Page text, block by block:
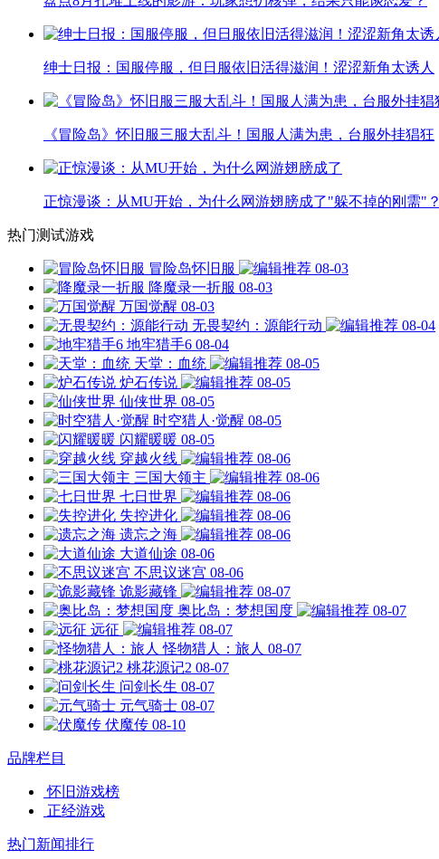
绅士日报：国服停服，但日服依旧活得滋润！涩涩新角太诱人
《冒险岛》怀旧服三服大乱斗！国服人满为患，台服外挂猖狂
正惊漫谈：从MU开始，为什么网游翅膀成了"躲不掉的刚需"？
热门测试游戏
冒险岛怀旧服
08-03
降魔录一折服 08-03
万国觉醒 08-03
无畏契约：源能行动
08-04
地牢猎手6 08-04
天堂：血统
08-05
炉石传说
08-05
仙侠世界 08-05
时空猎人·觉醒 08-05
闪耀暖暖 08-05
穿越火线
08-06
三国大领主
08-06
七日世界
08-06
失控进化
08-06
遗忘之海
08-06
大道仙途 08-06
不思议迷宫 08-06
诡影藏锋
08-07
奥比岛：梦想国度
08-07
远征
08-07
怪物猎人：旅人 08-07
桃花源记2 08-07
问剑长生 08-07
元气骑士 08-07
伏魔传 08-10
品牌栏目
怀旧游戏榜
正经游戏
热门新闻排行